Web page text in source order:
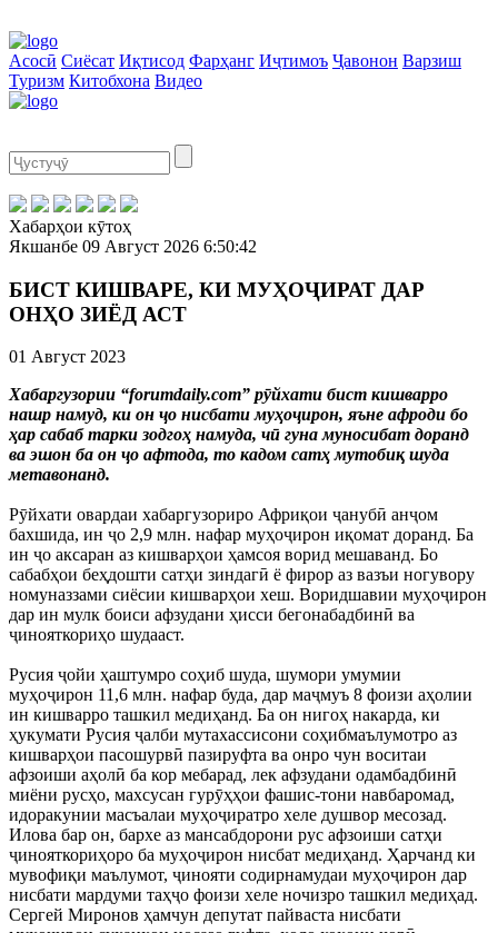
Асосӣ Сиёсат Иқтисод Фарҳанг Иҷтимоъ Ҷавонон Варзиш
Туризм Китобхона Видео
Хабарҳои кӯтоҳ
Якшанбе 09 Август 2026 6:50:42
БИСТ КИШВАРЕ, КИ МУҲОҶИРАТ ДАР
ОНҲО ЗИЁД АСТ
01 Август 2023
Хабаргузории “forumdaily.com” рӯйхати бист кишварро
нашр намуд, ки он ҷо нисбати муҳоҷирон, яъне афроди бо
ҳар сабаб тарки зодгоҳ намуда, чӣ гуна муносибат доранд
ва эшон ба он ҷо афтода, то кадом сатҳ мутобиқ шуда
метавонанд.
Рӯйхати овардаи хабаргузориро Африқои ҷанубӣ анҷом
бахшида, ин ҷо 2,9 млн. нафар муҳоҷирон иқомат доранд. Ба
ин ҷо аксаран аз кишварҳои ҳамсоя ворид мешаванд. Бо
сабабҳои беҳдошти сатҳи зиндагӣ ё фирор аз вазъи ногувору
номуназзами сиёсии кишварҳои хеш. Воридшавии муҳоҷирон
дар ин мулк боиси афзудани ҳисси бегонабадбинӣ ва
ҷинояткориҳо шудааст.
Русия ҷойи ҳаштумро соҳиб шуда, шумори умумии
муҳоҷирон 11,6 млн. нафар буда, дар маҷмуъ 8 фоизи аҳолии
ин кишварро ташкил медиҳанд. Ба он нигоҳ накарда, ки
ҳукумати Русия ҷалби мутахассисони соҳибмаълумотро аз
кишварҳои пасошурвӣ пазируфта ва онро чун воситаи
афзоиши аҳолӣ ба кор мебарад, лек афзудани одамбадбинӣ
миёни русҳо, махсусан гурӯҳҳои фашис-тони навбаромад,
идоракунии масъалаи муҳоҷиратро хеле душвор месозад.
Илова бар он, бархе аз мансабдорони рус афзоиши сатҳи
ҷинояткориҳоро ба муҳоҷирон нисбат медиҳанд. Ҳарчанд ки
мувофиқи маълумот, ҷинояти содирнамудаи муҳоҷирон дар
нисбати мардуми таҳҷо фоизи хеле ночизро ташкил медиҳад.
Сергей Миронов ҳамчун депутат пайваста нисбати